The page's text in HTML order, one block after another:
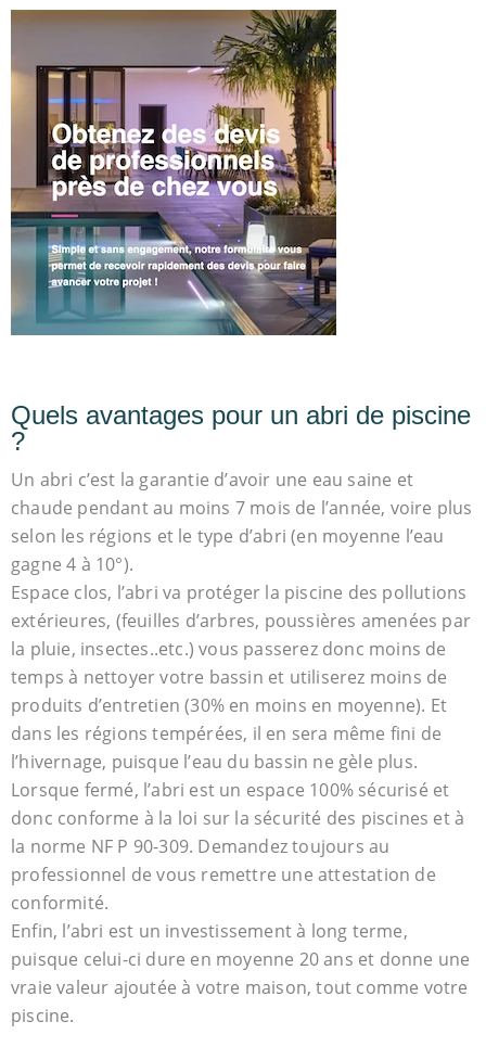
Quels avantages pour un abri de piscine
?
Un abri c’est la garantie d’avoir une eau saine et
chaude pendant au moins 7 mois de l’année, voire plus
selon les régions et le type d’abri (en moyenne l’eau
gagne 4 à 10°).
Espace clos, l’abri va protéger la piscine des pollutions
extérieures, (feuilles d’arbres, poussières amenées par
la pluie, insectes..etc.) vous passerez donc moins de
temps à nettoyer votre bassin et utiliserez moins de
produits d’entretien (30% en moins en moyenne). Et
dans les régions tempérées, il en sera même fini de
l’hivernage, puisque l’eau du bassin ne gèle plus.
Lorsque fermé, l’abri est un espace 100% sécurisé et
donc conforme à la loi sur la sécurité des piscines et à
la norme NF P 90-309. Demandez toujours au
professionnel de vous remettre une attestation de
conformité.
Enfin, l’abri est un investissement à long terme,
puisque celui-ci dure en moyenne 20 ans et donne une
vraie valeur ajoutée à votre maison, tout comme votre
piscine.